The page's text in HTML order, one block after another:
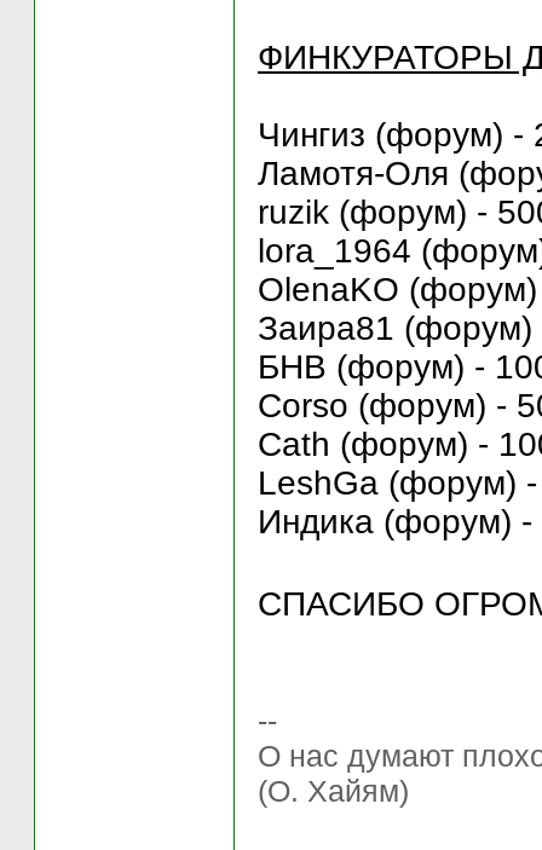
ФИНКУРАТОРЫ
Чингиз (форум) -
Ламотя-Оля
ruzik (форум) -
lora_1964
OlenaKO
Заира81 (форум)
БНВ (форум) -
Corso (форум) -
Cath (форум) -
LeshGa (форум)
Индика (форум) -
СПАСИБО
--
О нас думают
(О. Хайям)